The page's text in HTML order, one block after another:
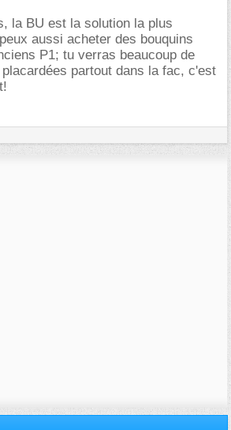
la BU est la solution la plus
aussi acheter des bouquins
P1; tu verras beaucoup de
partout dans la fac, c'est